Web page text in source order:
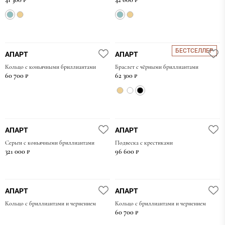
АПАРТ
Кольцо с коньячными бриллиантами
60 700 ₽
БЕСТСЕЛЛЕР
АПАРТ
Браслет с чёрными бриллиантами
62 300 ₽
АПАРТ
Серьги с коньячными бриллиантами
321 000 ₽
АПАРТ
Подвеска с крестиками
96 600 ₽
АПАРТ
Кольцо с бриллиантами и чернением
АПАРТ
Кольцо с бриллиантами и чернением
60 700 ₽